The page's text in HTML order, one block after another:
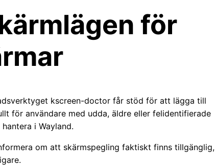
för
kscreen-doctor får stöd för att lägga till
för användare med udda, äldre eller felidentifierade
i Wayland.
om att skärmspegling faktiskt finns tillgänglig,